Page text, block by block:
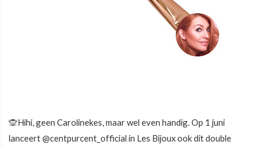
🙊Hihi, geen Carolinekes, maar wel even handig. Op 1 juni
lanceert @centpurcent_official in Les Bijoux ook dit double